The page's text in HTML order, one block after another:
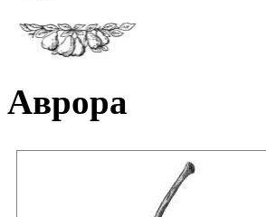
Аврора